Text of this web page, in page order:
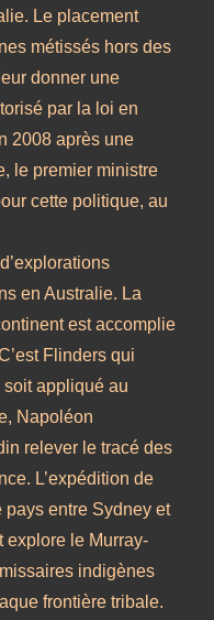
Le placement
métissés hors des
donner une
par la loi en
2008 après une
le premier ministre
cette politique, au
en Australie. La
est accomplie
Flinders qui
soit appliqué au
Napoléon
relever le tracé des
L’expédition de
pays entre Sydney et
explore le Murray-
indigènes
frontière tribale.